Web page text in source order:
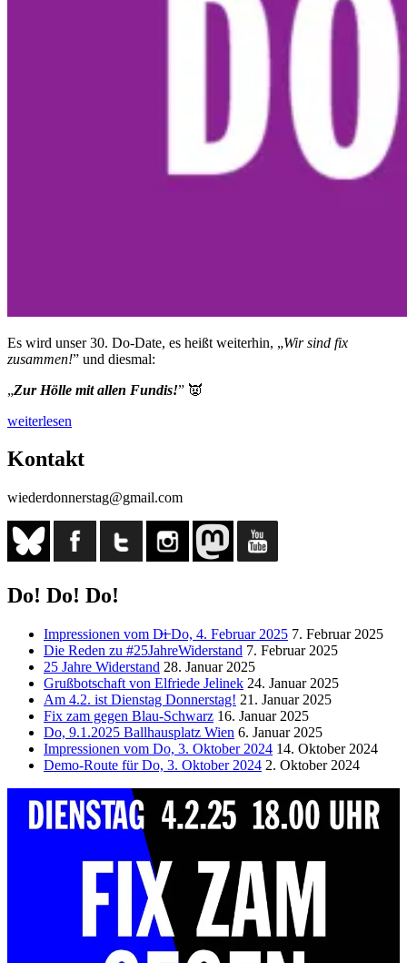
Es wird unser 30. Do-Date, es heißt weiterhin, „Wir sind fix
zusammen!” und diesmal:
„Zur Hölle mit allen Fundis!” 👿
„Am
Mai
ist
Donnerstag!“
weiterlesen
Kontakt
wiederdonnerstag@gmail.com
Do! Do! Do!
Impressionen vom D̶i̶ Do, 4. Februar 2025 7. Februar 2025
Die Reden zu #25JahreWiderstand 7. Februar 2025
25 Jahre Widerstand 28. Januar 2025
Grußbotschaft von Elfriede Jelinek 24. Januar 2025
Am 4.2. ist Dienstag Donnerstag! 21. Januar 2025
Fix zam gegen Blau-Schwarz 16. Januar 2025
Do, 9.1.2025 Ballhausplatz Wien 6. Januar 2025
Impressionen vom Do, 3. Oktober 2024 14. Oktober 2024
Demo-Route für Do, 3. Oktober 2024 2. Oktober 2024